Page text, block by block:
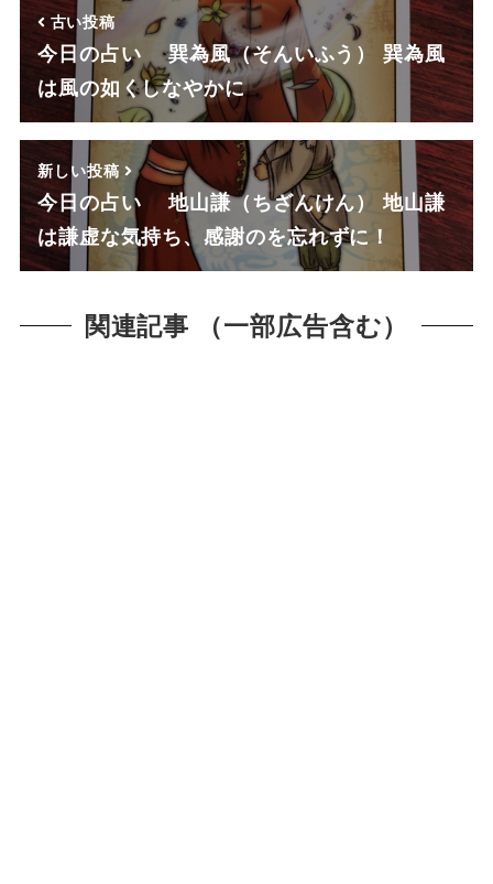
古い投稿
今日の占い 巽為風（そんいふう） 巽為風
は風の如くしなやかに
新しい投稿
今日の占い 地山謙（ちざんけん） 地山謙
は謙虚な気持ち、感謝のを忘れずに！
関連記事 （一部広告含む）